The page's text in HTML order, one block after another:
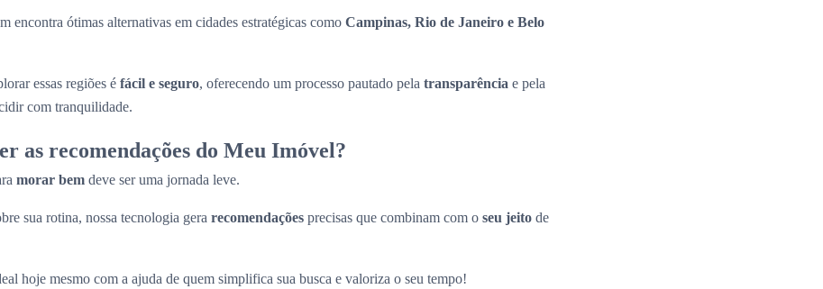
encontra ótimas alternativas em cidades estratégicas como Campinas, Rio de Janeiro e Belo
essas regiões é fácil e seguro, oferecendo um processo pautado pela transparência e pela
com tranquilidade.
as recomendações do Meu Imóvel?
morar bem deve ser uma jornada leve.
sua rotina, nossa tecnologia gera recomendações precisas que combinam com o seu jeito de
hoje mesmo com a ajuda de quem simplifica sua busca e valoriza o seu tempo!